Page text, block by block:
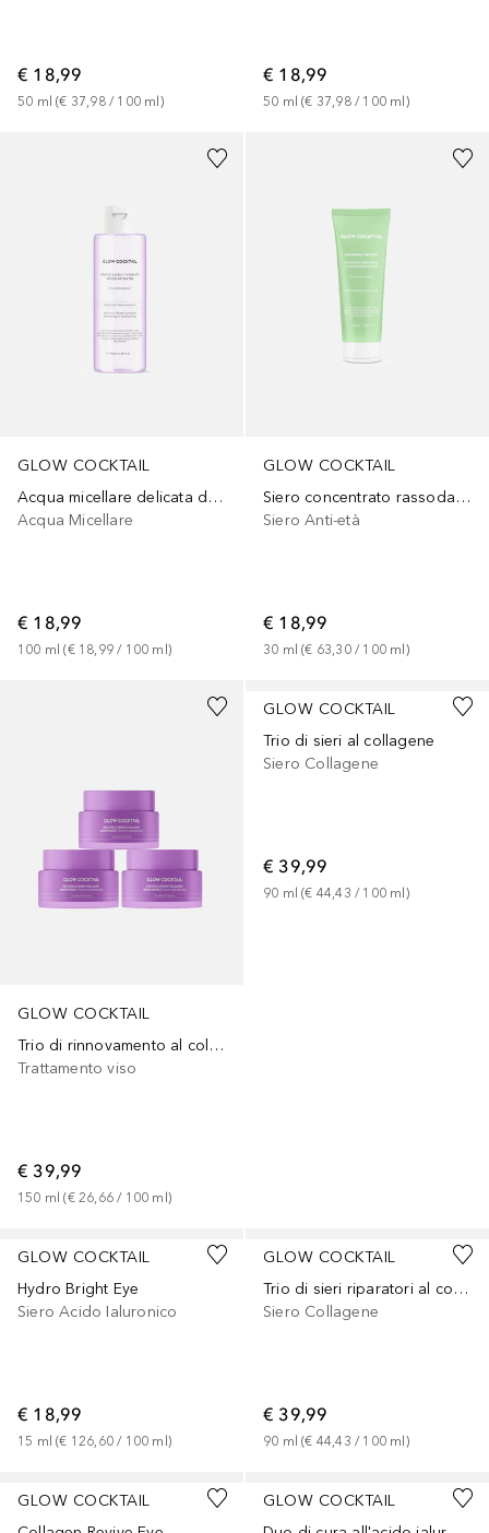
€ 18,99
50 ml (€ 37,98 / 100 ml)
€ 18,99
50 ml (€ 37,98 / 100 ml)
GLOW COCKTAIL
Acqua micellare delicata detergente e idratante
Acqua Micellare
€ 18,99
100 ml (€ 18,99 / 100 ml)
GLOW COCKTAIL
Siero concentrato rassodante e idratante
Siero Anti-età
€ 18,99
30 ml (€ 63,30 / 100 ml)
GLOW COCKTAIL
Trio di rinnovamento al collagene
Trattamento viso
€ 39,99
150 ml (€ 26,66 / 100 ml)
GLOW COCKTAIL
Trio di sieri al collagene
Siero Collagene
€ 39,99
90 ml (€ 44,43 / 100 ml)
GLOW COCKTAIL
Hydro Bright Eye
Siero Acido Ialuronico
€ 18,99
15 ml (€ 126,60 / 100 ml)
GLOW COCKTAIL
Trio di sieri riparatori al collagene
Siero Collagene
€ 39,99
90 ml (€ 44,43 / 100 ml)
GLOW COCKTAIL
GLOW COCKTAIL